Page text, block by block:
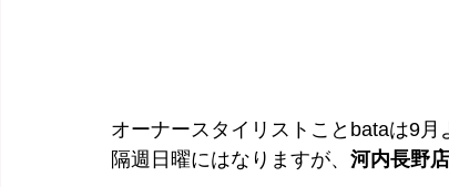
オーナースタイリストことbataは9月
隔週日曜にはなりますが、 河内長野